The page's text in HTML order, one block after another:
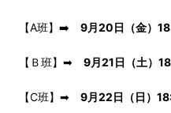
【A班】➡️ 9月20日（金）
【Ｂ班】➡ 9月21日（土）
【C班】➡ 9月22日（日）